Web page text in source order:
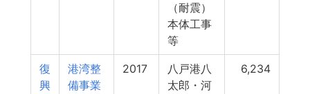
（耐震）
本体工事
等
復
興
港湾整
備事業
2017
八戸港八
太郎・河
6,234